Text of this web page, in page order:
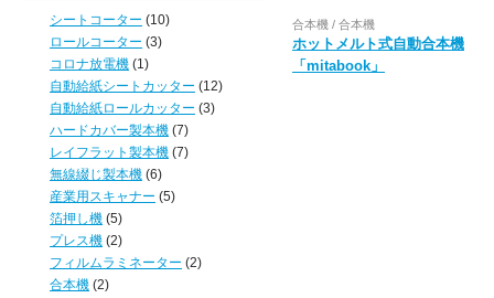
合本機 / 合本機
ホットメルト式自動合本機
「mitabook」
シートコーター (10)
ロールコーター (3)
コロナ放電機 (1)
自動給紙シートカッター (12)
自動給紙ロールカッター (3)
ハードカバー製本機 (7)
レイフラット製本機 (7)
無線綴じ製本機 (6)
産業用スキャナー (5)
箔押し機 (5)
プレス機 (2)
フィルムラミネーター (2)
合本機 (2)